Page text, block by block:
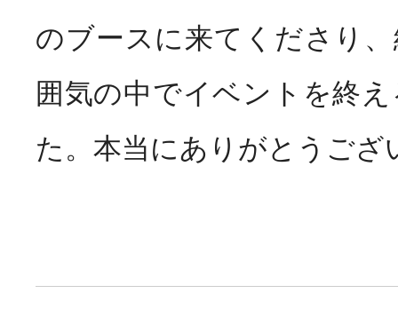
のブースに来てくださり
囲気の中でイベントを終
た。本当にありがとうござ